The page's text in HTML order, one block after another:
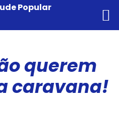
querem
caravana!